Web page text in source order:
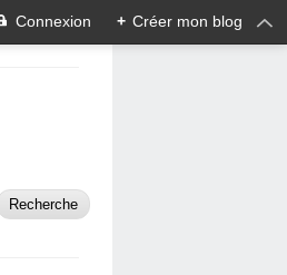
Connexion + Créer mon blog